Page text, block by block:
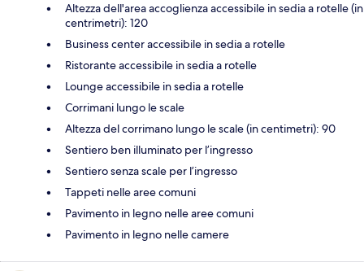
Altezza dell'area accoglienza accessibile in sedia a rotelle (in
centrimetri): 120
Business center accessibile in sedia a rotelle
Ristorante accessibile in sedia a rotelle
Lounge accessibile in sedia a rotelle
Corrimani lungo le scale
Altezza del corrimano lungo le scale (in centimetri): 90
Sentiero ben illuminato per l’ingresso
Sentiero senza scale per l’ingresso
Tappeti nelle aree comuni
Pavimento in legno nelle aree comuni
Pavimento in legno nelle camere